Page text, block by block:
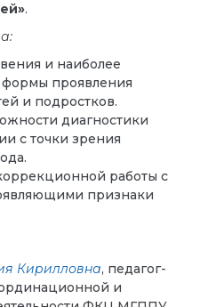
.
и наиболее
проявления
и подростков.
диагностики
с точки зрения
работы с
признаки
Кирилловна, педагог-
и